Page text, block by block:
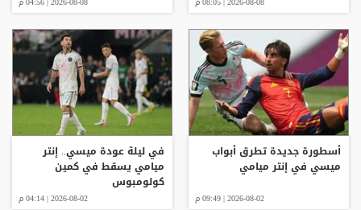
أسطورة جديدة تطرق أبواب
ميسي في إنتر ميامي
2026-08-02 | 09:49 م
في ليلة عودة ميسي.. إنتر
ميامي يسقط في كمين
كولومبوس
2026-08-02 | 04:14 م